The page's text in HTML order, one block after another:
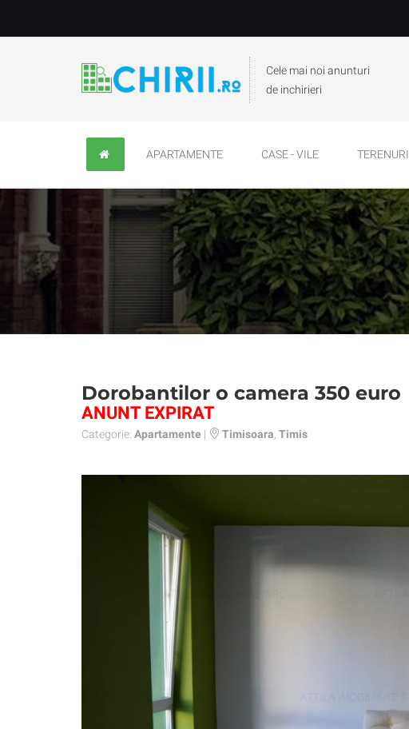
Cele mai noi anunturi
de inchirieri
APARTAMENTE CASE - VILE TERENURI
Dorobantilor o camera 350 euro
ANUNT EXPIRAT
Categorie: Apartamente | Timisoara Timis